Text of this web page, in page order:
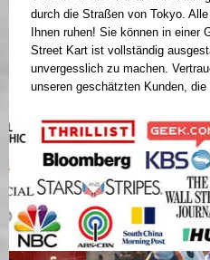
durch die Straßen von Tokyo.
Ihnen ruhen! Sie können in einer
Street Kart ist vollständig
unvergesslich zu machen.
unseren geschätzten Kunden,